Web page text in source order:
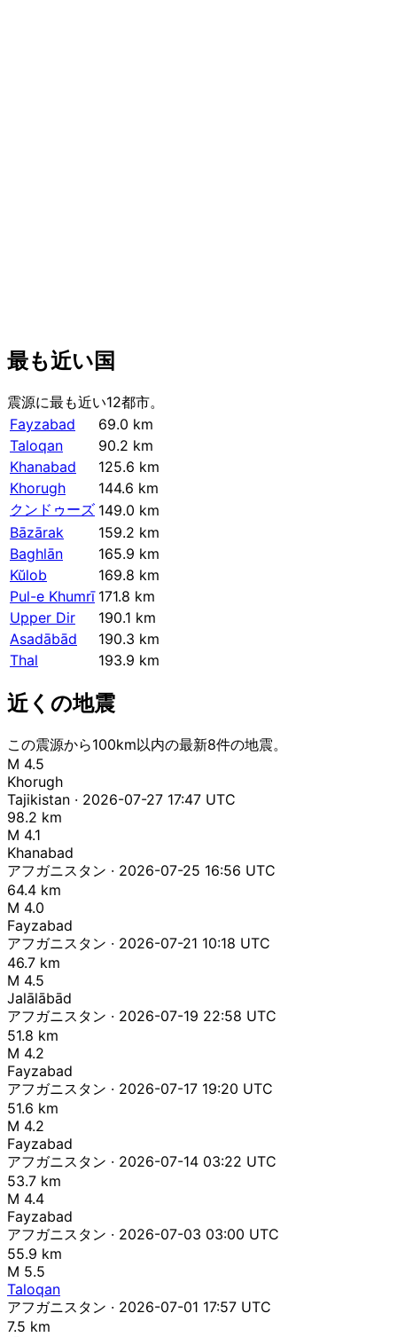
最も近い国
震源に最も近い12都市。
Fayzabad
69.0 km
Taloqan
90.2 km
Khanabad
125.6 km
Khorugh
144.6 km
クンドゥーズ 149.0 km
Bāzārak
159.2 km
Baghlān
165.9 km
Kŭlob
169.8 km
Pul-e Khumrī 171.8 km
Upper Dir
190.1 km
Asadābād
190.3 km
Thal
193.9 km
近くの地震
この震源から100km以内の最新8件の地震。
M 4.5
Khorugh
Tajikistan · 2026-07-27 17:47 UTC
98.2 km
M 4.1
Khanabad
アフガニスタン · 2026-07-25 16:56 UTC
64.4 km
M 4.0
Fayzabad
アフガニスタン · 2026-07-21 10:18 UTC
46.7 km
M 4.5
Jalālābād
アフガニスタン · 2026-07-19 22:58 UTC
51.8 km
M 4.2
Fayzabad
アフガニスタン · 2026-07-17 19:20 UTC
51.6 km
M 4.2
Fayzabad
アフガニスタン · 2026-07-14 03:22 UTC
53.7 km
M 4.4
Fayzabad
アフガニスタン · 2026-07-03 03:00 UTC
55.9 km
M 5.5
Taloqan
アフガニスタン · 2026-07-01 17:57 UTC
7.5 km